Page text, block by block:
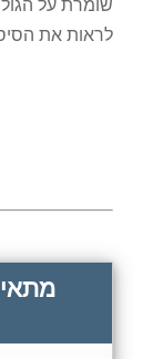
שומרת על
לראות את